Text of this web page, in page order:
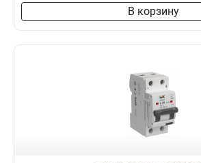
В корзину